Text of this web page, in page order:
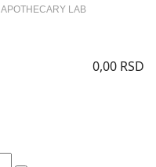
APOTHECARY LAB
0,00 RSD